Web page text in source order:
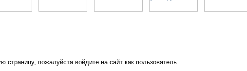
страницу, пожалуйста войдите на сайт как пользователь.